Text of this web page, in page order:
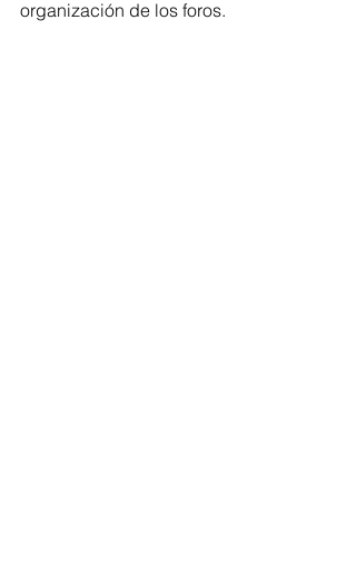
organización de los foros.